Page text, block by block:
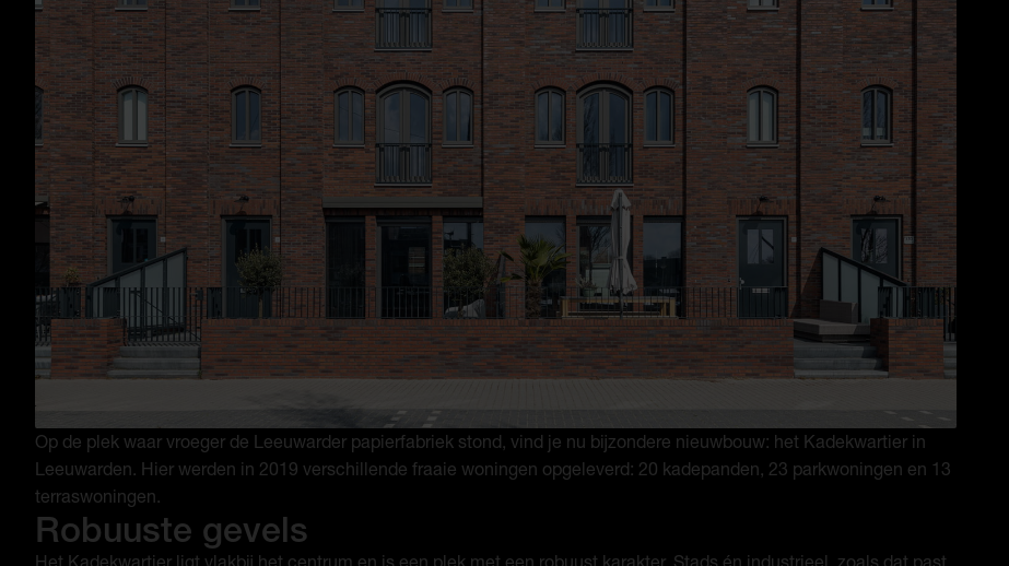
Op de plek waar vroeger de Leeuwarder papierfabriek stond, vind je nu bijzondere nieuwbouw: het Kadekwartier in
Leeuwarden. Hier werden in 2019 verschillende fraaie woningen opgeleverd: 20 kadepanden, 23 parkwoningen en 13
terraswoningen.
Robuuste gevels
Het Kadekwartier ligt vlakbij het centrum en is een plek met een robuust karakter. Stads én industrieel, zoals dat past